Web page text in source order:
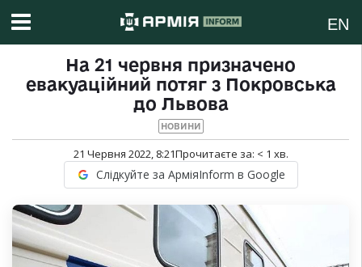
EN
На 21 червня призначено
евакуаційний потяг з Покровська
до Львова
НОВИНИ
21 Червня 2022, 8:21Прочитаєте за: < 1 хв.
Слідкуйте за АрміяInform в Google